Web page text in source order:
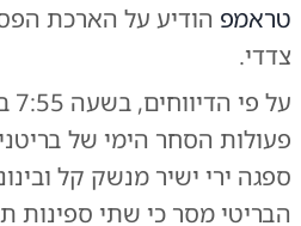
טראמפ הודיע על הארכת
צדדי.
פעולות הסחר הימי של
ספגה ירי ישיר מנשק קל
הבריטי מסר כי שתי ספינות